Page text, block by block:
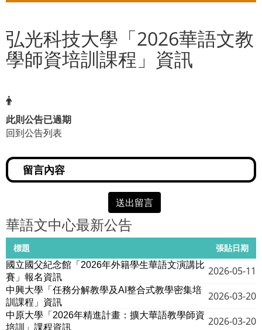
弘光科技大學「2026華語文教
學師資培訓課程」資訊
此則公告已過期
回到公告列表
送出留言
華語文中心最新公告
標題 張貼日期
國立國父紀念館「2026年外籍學生華語文演講比
賽」報名資訊
2026-05-11
中興大學「任務分解教學及AI整合式教學密集培
訓課程」資訊
2026-03-20
中原大學「2026年精進計畫：擴大華語教學師資
培訓」課程資訊
2026-03-20